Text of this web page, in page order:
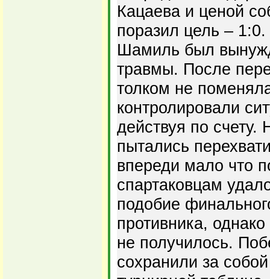
Кацаева и ценой
поразил цель –
Шамиль был
травмы. После
толком не
контролировали
действуя по счету.
пытались
впереди мало что
спартаковцам
подобие
противника,
не получилось.
сохранили за